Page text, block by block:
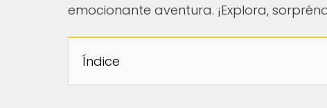
emocionante aventura. ¡Explora,
Índice